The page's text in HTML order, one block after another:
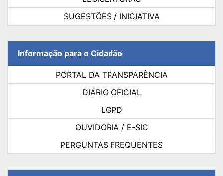
SUGESTÕES / INICIATIVA
Informação para o Cidadão
PORTAL DA TRANSPARÊNCIA
DIÁRIO OFICIAL
LGPD
OUVIDORIA / E-SIC
PERGUNTAS FREQUENTES